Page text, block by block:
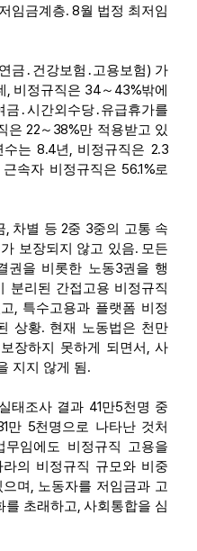
임금계층. 8월 법정 최저임
금 ․ 건강보험 ․ 고용보험) 가
, 비정규직은 34～ 43%밖에
금 ․시간외수당․유급휴가를
은22～ 38%만 적용받고 있
수는8.4년 , 비정규직은2.3
속자 비정규직은 56.1%로
, 차별 등2중 3중의 고통 속
보장되지 않고 있음. 모든
권을 비롯한 노동3권을 행
분리된 간접고용 비정규직
, 특수고용과 플랫폼 비정
상황. 현재 노동법은 천만
장하지 못하게 되면서 ,사
지지 않게 됨.
태조사 결과 41만5천명 중
만 5천명으로 나타난 것처
무임에도 비정규직 고용을
라의 비정규직 규모와 비중
며 , 노동자를 저임금과 고
를 초래하고, 사회통합을 심